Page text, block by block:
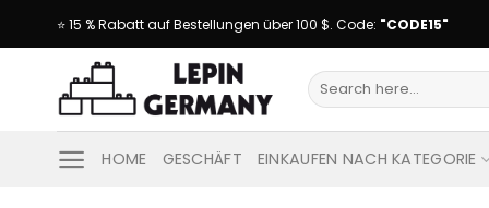
⭐ 15 % Rabatt auf Bestellungen über 100 $. Code: "CODE15"
Suche
nach:
HOME GESCHÄFT EINKAUFEN NACH KATEGORIE